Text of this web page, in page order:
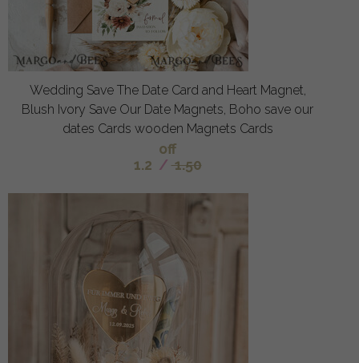
Wedding Save The Date Card and Heart Magnet,
Blush Ivory Save Our Date Magnets, Boho save our
dates Cards wooden Magnets Cards
off
1.2 / 1.50